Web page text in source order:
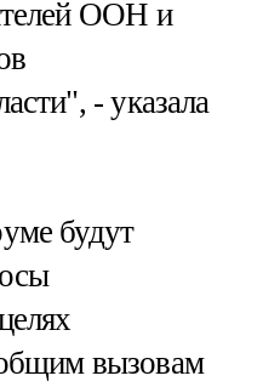
ООН и
- указала
будут
вызовам